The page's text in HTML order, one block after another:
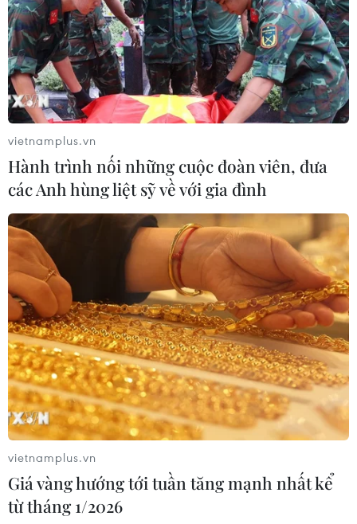
vietnamplus.vn
Hành trình nối những cuộc đoàn viên, đưa
các Anh hùng liệt sỹ về với gia đình
vietnamplus.vn
Giá vàng hướng tới tuần tăng mạnh nhất kể
từ tháng 1/2026